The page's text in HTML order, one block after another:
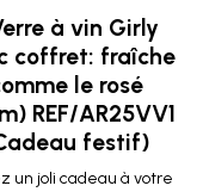
à vin Girly
coffret: fraîche
le rosé
REF/AR25VV1
festif)
un joli cadeau à votre